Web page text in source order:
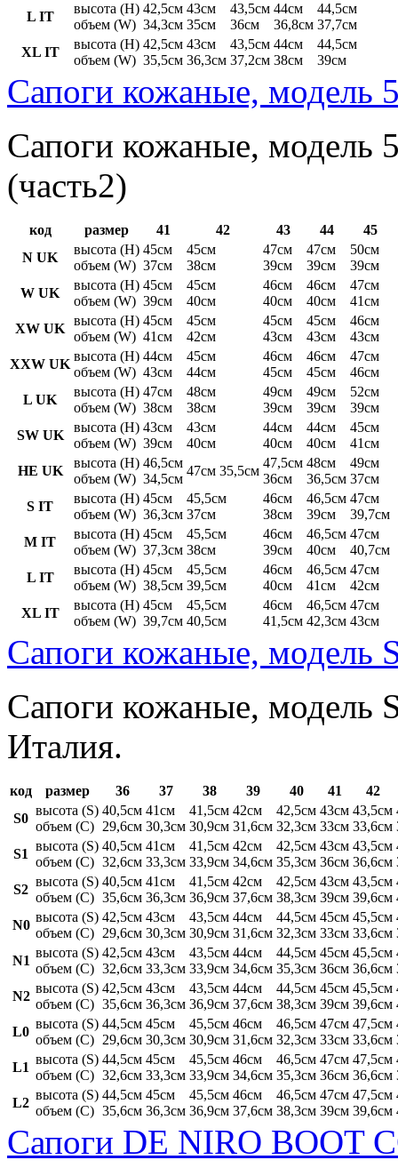
L IT
высота (H)
объем (W)
42,5см
34,3см
43см
35см
43,5см
36см
44см
36,8см
44,5см
37,7см
XL IT
высота (H)
объем (W)
42,5см
35,5см
43см
36,3см
43,5см
37,2см
44см
38см
44,5см
39см
Сапоги кожаные, модель
Сапоги кожаные, модель
(часть2)
код размер 41 42 43 44
45
N UK
высота (H)
объем (W)
45см
37см
45см
38см
47см
39см
47см
39см
50см
39см
W UK
высота (H)
объем (W)
45см
39см
45см
40см
46см
40см
46см
40см
47см
41см
XW UK
высота (H)
объем (W)
45см
41см
45см
42см
45см
43см
45см
43см
46см
43см
XXW UK
высота (H)
объем (W)
44см
43см
45см
44см
46см
45см
46см
45см
47см
46см
L UK
высота (H)
объем (W)
47см
38см
48см
38см
49см
39см
49см
39см
52см
39см
SW UK
высота (H)
объем (W)
43см
39см
43см
40см
44см
40см
44см
40см
45см
41см
HE UK
высота (H)
объем (W)
46,5см
34,5см
47см 35,5см
47,5см
36см
48см
36,5см
49см
37см
S IT
высота (H)
объем (W)
45см
36,3см
45,5см
37см
46см
38см
46,5см
39см
47см
39,7см
M IT
высота (H)
объем (W)
45см
37,3см
45,5см
38см
46см
39см
46,5см
40см
47см
40,7см
L IT
высота (H)
объем (W)
45см
38,5см
45,5см
39,5см
46см
40см
46,5см
41см
47см
42см
XL IT
высота (H)
объем (W)
45см
39,7см
45,5см
40,5см
46см
41,5см
46,5см
42,3см
47см
43см
Сапоги кожаные, модель
Сапоги кожаные, модель
Италия.
код размер 36 37 38 39 40 41
42
S0
высота (S)
объем (C)
40,5см
29,6см
41см
30,3см
41,5см
30,9см
42см
31,6см
42,5см
32,3см
43см
33см
43,5см
33,6см
S1
высота (S)
объем (C)
40,5см
32,6см
41см
33,3см
41,5см
33,9см
42см
34,6см
42,5см
35,3см
43см
36см
43,5см
36,6см
S2
высота (S)
объем (C)
40,5см
35,6см
41см
36,3см
41,5см
36,9см
42см
37,6см
42,5см
38,3см
43см
39см
43,5см
39,6см
N0
высота (S)
объем (C)
42,5см
29,6см
43см
30,3см
43,5см
30,9см
44см
31,6см
44,5см
32,3см
45см
33см
45,5см
33,6см
N1
высота (S)
объем (C)
42,5см
32,6см
43см
33,3см
43,5см
33,9см
44см
34,6см
44,5см
35,3см
45см
36см
45,5см
36,6см
N2
высота (S)
объем (C)
42,5см
35,6см
43см
36,3см
43,5см
36,9см
44см
37,6см
44,5см
38,3см
45см
39см
45,5см
39,6см
L0
высота (S)
объем (C)
44,5см
29,6см
45см
30,3см
45,5см
30,9см
46см
31,6см
46,5см
32,3см
47см
33см
47,5см
33,6см
L1
высота (S)
объем (C)
44,5см
32,6см
45см
33,3см
45,5см
33,9см
46см
34,6см
46,5см
35,3см
47см
36см
47,5см
36,6см
L2
высота (S)
объем (C)
44,5см
35,6см
45см
36,3см
45,5см
36,9см
46см
37,6см
46,5см
38,3см
47см
39см
47,5см
39,6см
Сапоги DE NIRO BOOT